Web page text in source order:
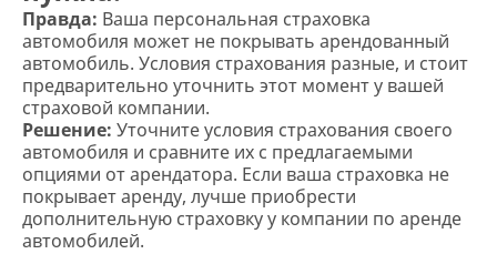
Правда: Ваша персональная страховка
автомобиля может не покрывать арендованный
автомобиль. Условия страхования разные, и стоит
предварительно уточнить этот момент у вашей
страховой компании.
Решение: Уточните условия страхования своего
автомобиля и сравните их с предлагаемыми
опциями от арендатора. Если ваша страховка не
покрывает аренду, лучше приобрести
дополнительную страховку у компании по аренде
автомобилей.